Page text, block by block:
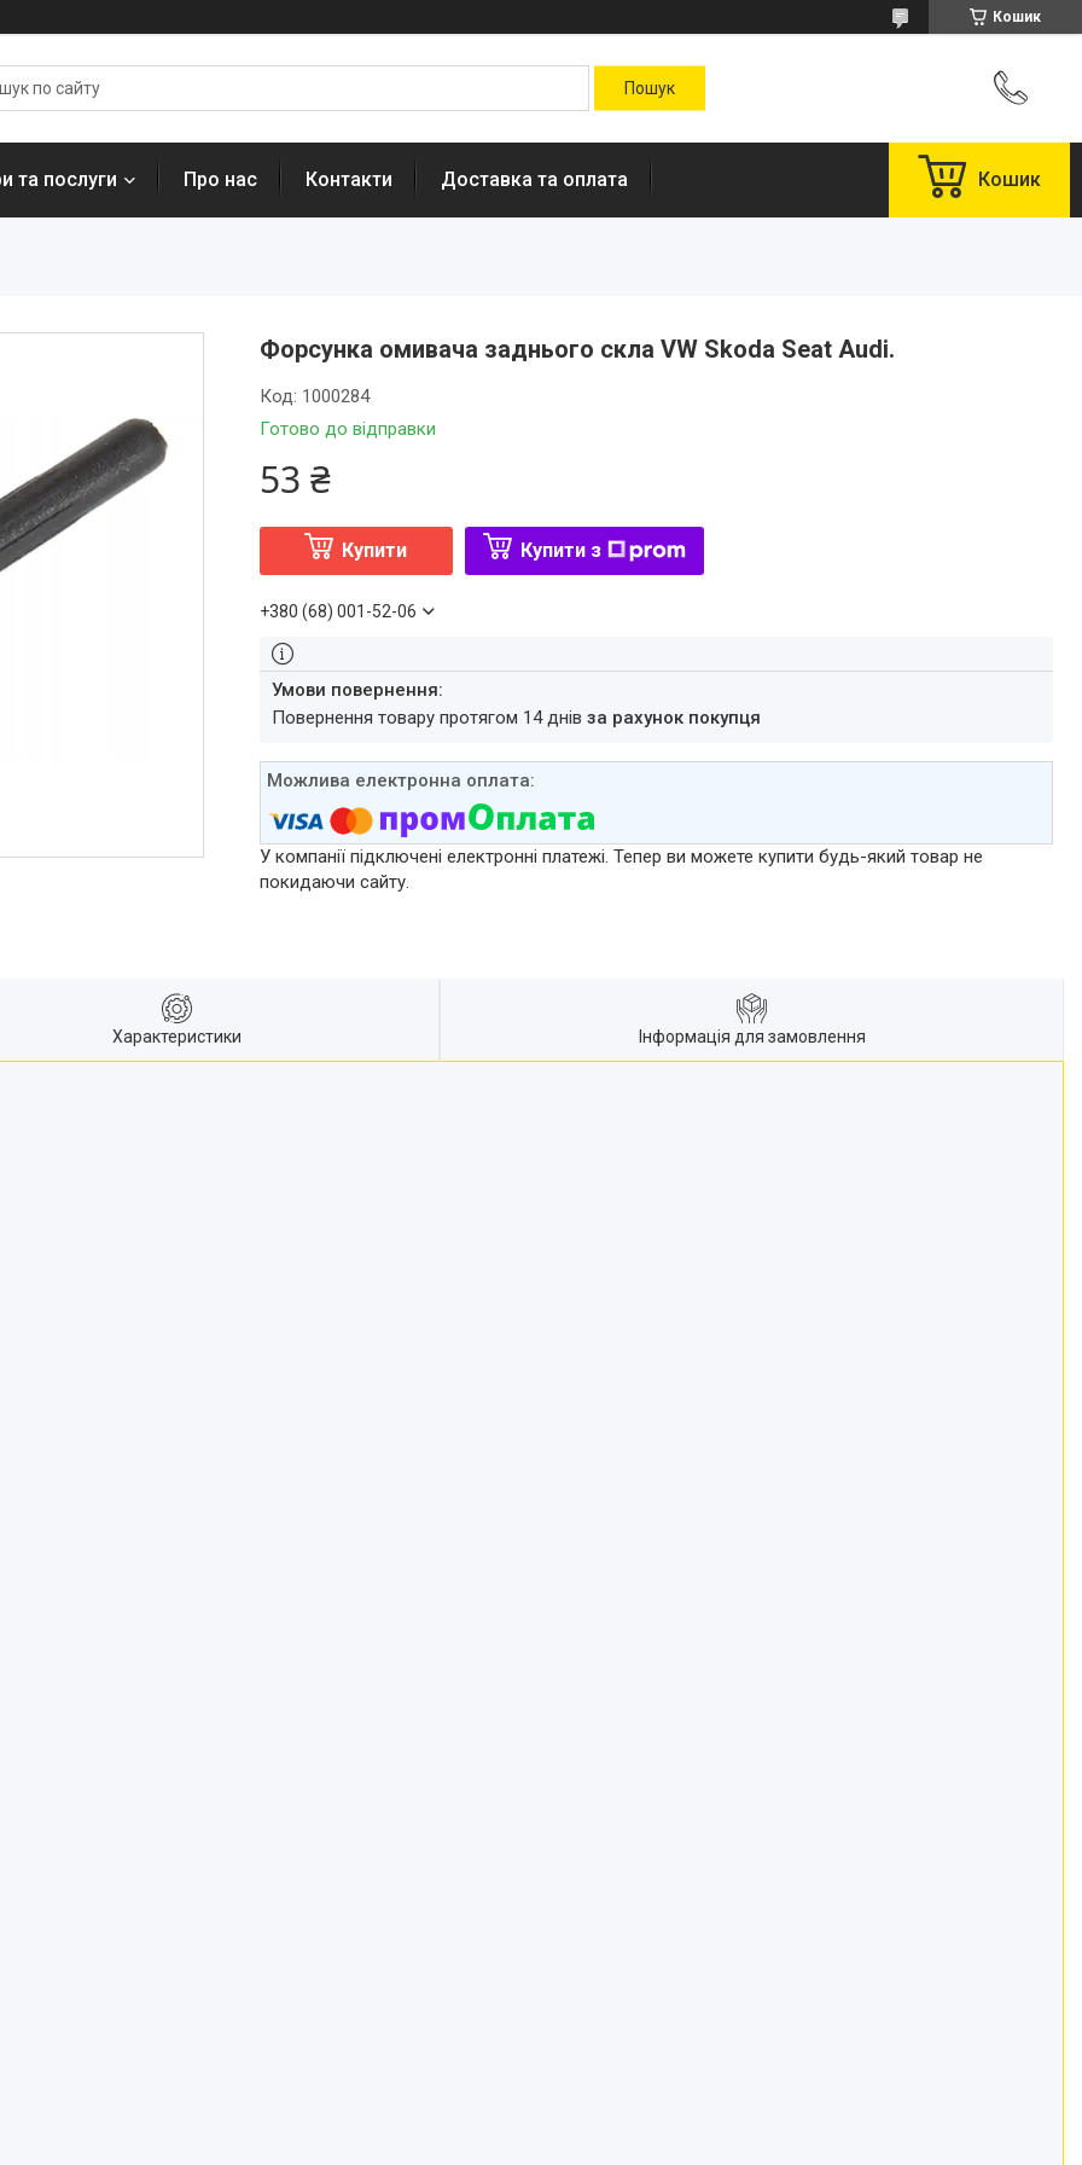
Кошик
та послуги Про нас Контакти Доставка та оплата Кошик
Форсунка омивача заднього скла VW Skoda Seat Audi.
Готово до відправки
Код: 1000284
53 ₴
Купити Купити з
+380 (68) 001-52-06
повернення товару протягом 14 днів за рахунок покупця
У компанії підключені електронні платежі. Тепер ви можете купити будь-який товар не
покидаючи сайту.
Характеристики Інформація для замовлення